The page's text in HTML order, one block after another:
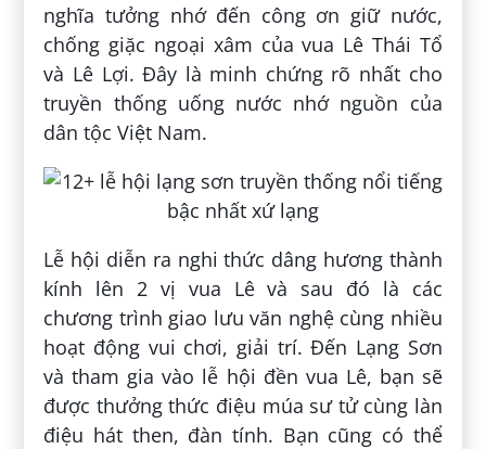
nghĩa tưởng nhớ đến công ơn giữ nước,
chống giặc ngoại xâm của vua Lê Thái Tổ
và Lê Lợi. Đây là minh chứng rõ nhất cho
truyền thống uống nước nhớ nguồn của
dân tộc Việt Nam.
Lễ hội diễn ra nghi thức dâng hương thành
kính lên 2 vị vua Lê và sau đó là các
chương trình giao lưu văn nghệ cùng nhiều
hoạt động vui chơi, giải trí. Đến Lạng Sơn
và tham gia vào lễ hội đền vua Lê, bạn sẽ
được thưởng thức điệu múa sư tử cùng làn
điệu hát then, đàn tính. Bạn cũng có thể